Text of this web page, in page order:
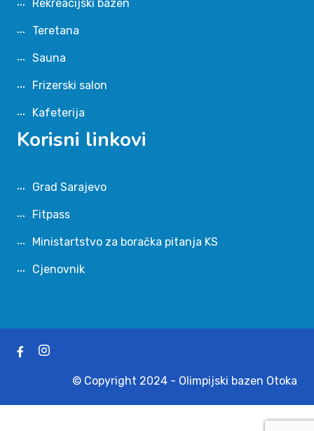
Rekreacijski bazen
Teretana
Sauna
Frizerski salon
Kafeterija
Korisni linkovi
Grad Sarajevo
Fitpass
Ministartstvo za boračka pitanja KS
Cjenovnik
© Copyright 2024 - Olimpijski bazen Otoka